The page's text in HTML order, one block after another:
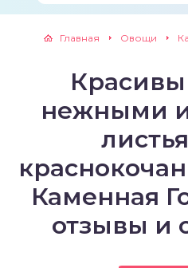
Главная Овощи
нежными
Каменная
отзывы и